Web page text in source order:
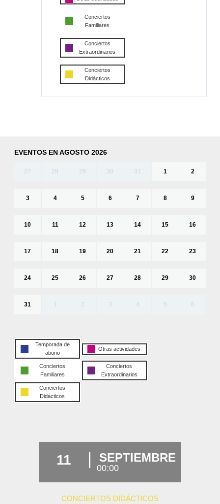
Conciertos
Familiares
Conciertos
Extraordinarios
Conciertos
Didácticos
EVENTOS EN AGOSTO 2026
27 28 29 30 31 1 2
3 4 5 6 7 8 9
10 11 12 13 14 15 16
17 18 19 20 21 22 23
24 25 26 27 28 29 30
31 1 2 3 4 5 6
Temporada de
abono
Otras actividades
Conciertos
Familiares
Conciertos
Extraordinarios
Conciertos
Didácticos
11 SEPTIEMBRE
00:00
CONCIERTOS DIDÁCTICOS